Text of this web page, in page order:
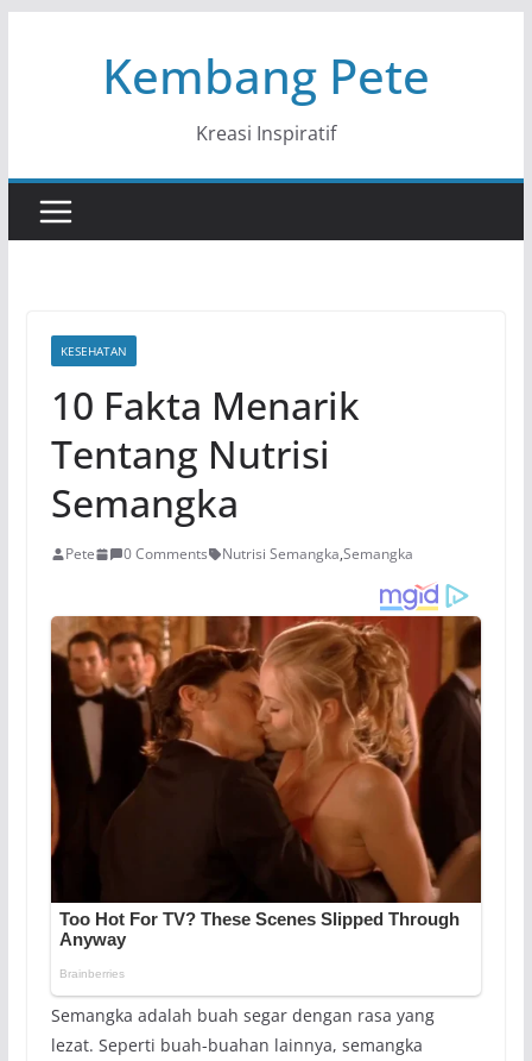
Kembang Pete
Kreasi Inspiratif
KESEHATAN
10 Fakta Menarik
Tentang Nutrisi
Semangka
Pete 0 Comments Nutrisi Semangka,Semangka
Semangka adalah buah segar dengan rasa yang
lezat. Seperti buah-buahan lainnya, semangka